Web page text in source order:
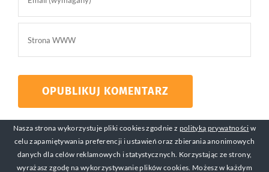
Nasza strona wykorzystuje pliki cookies zgodnie z polityką prywatności w
celu zapamiętywania preferencji i ustawień oraz zbierania anonimowych
danych dla celów reklamowych i statystycznych. Korzystając ze strony,
wyrażasz zgodę na wykorzystywanie plików cookies. Możesz w każdym